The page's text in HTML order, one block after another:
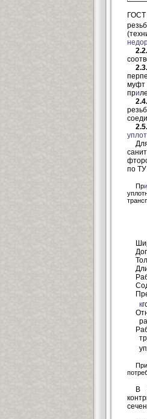
2.2.
2.3.
муфт
при
2.4.
соеди
2.5.
по
При
к
В
сечен